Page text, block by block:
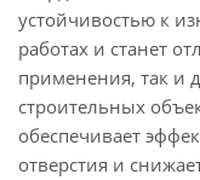
устойчивостью к
работах и станет
применения, так и
строительных
обеспечивает
отверстия и